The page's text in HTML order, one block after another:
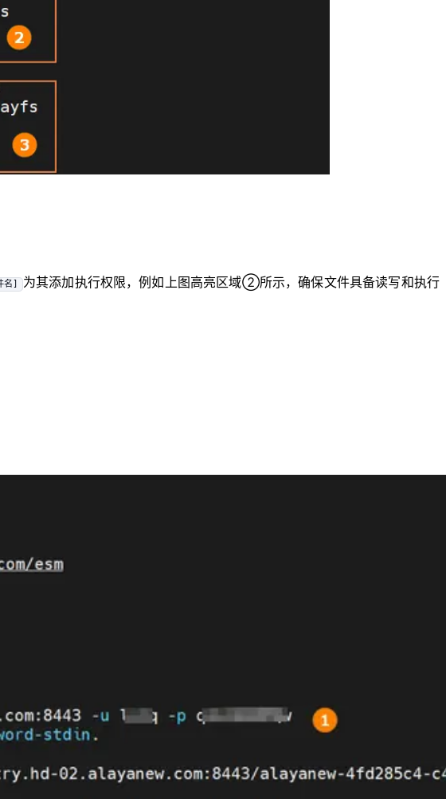
]
为其添加执行权限，例如上图高亮区域②所示，确保文件具备读写和执行